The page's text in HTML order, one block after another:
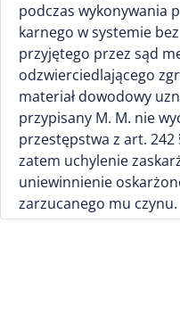
podczas wykonywania
karnego w systemie
przyjętego przez sąd
odzwierciedlającego
materiał dowodowy
przypisany M. M. nie
przestępstwa z art. 242
zatem uchylenie
uniewinnienie
zarzucanego mu czynu.